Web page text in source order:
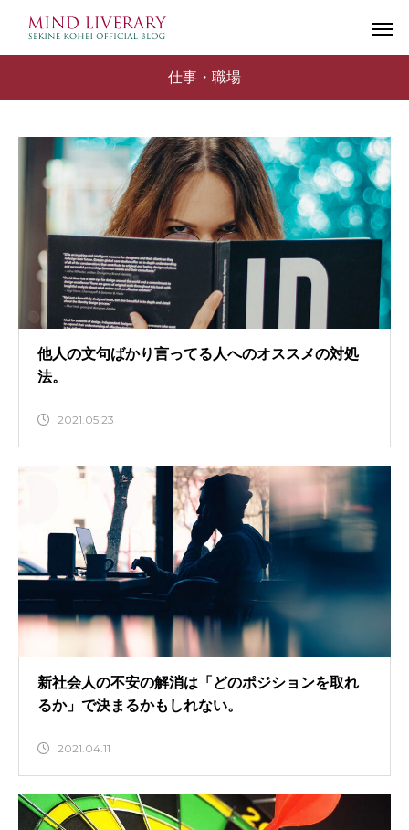
仕事・職場
他人の文句ばかり言ってる人へのオススメの対処
法。
2021.05.23
新社会人の不安の解消は「どのポジションを取れ
るか」で決まるかもしれない。
2021.04.11